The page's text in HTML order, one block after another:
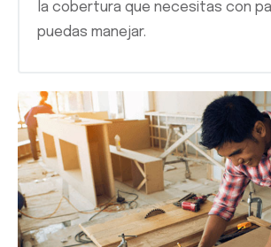
la cobertura que necesitas con
puedas manejar.